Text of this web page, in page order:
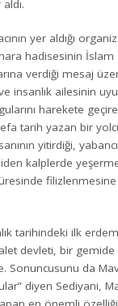
yer aldığı
hadisesinin
verdiği mesaj
insanlık ailesinin
harekete
tarih yazan bir
yitirdiği,
kalplerde
tarihindeki ilk
devleti, bir
Sonuncusunu da
diyen Sediyani,